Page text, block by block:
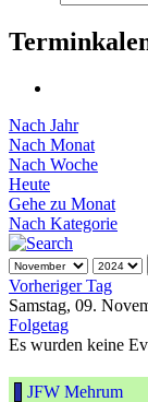
Nach Jahr
Nach Monat
Nach Woche
Heute
Gehe zu Monat
Nach Kategorie
Vorheriger Tag
Samstag, 09.
Folgetag
Es wurden keine
JFW Mehrum